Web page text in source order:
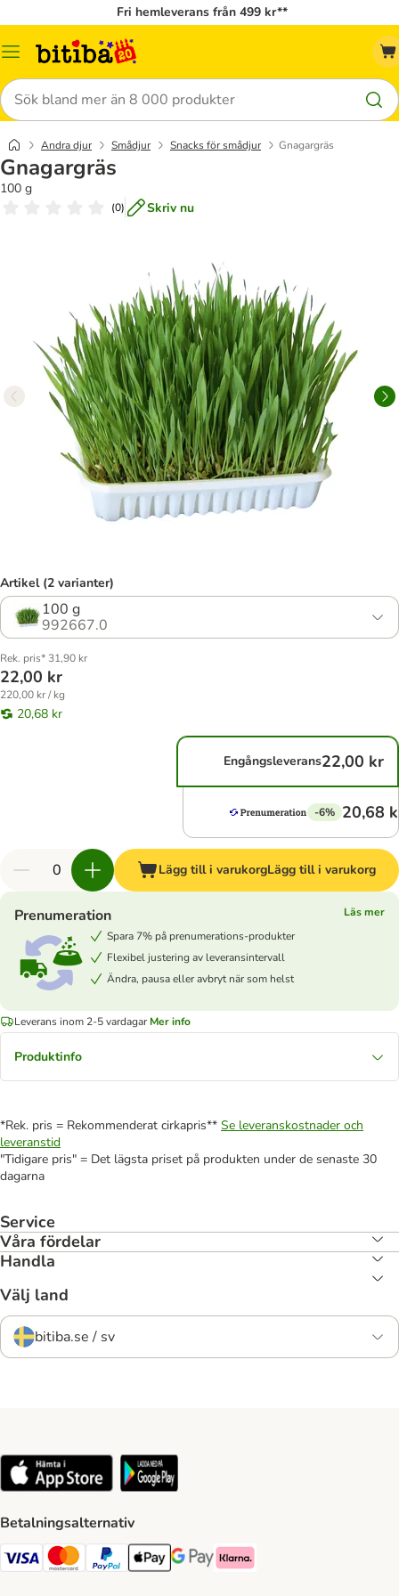
Fri hemleverans från 499 kr**
Meny
Sök
Andra djur Smådjur Snacks för smådjur Gnagargräs
Gnagargräs
100 g
(0) Skriv nu
Artikel (2 varianter)
100 g
992667.0
Rek. pris* 31,90 kr
22,00 kr
220,00 kr / kg
20,68 kr
Engångsleverans22,00 kr
-6% 20,68
Lägg till i varukorgLägg till i varukorg
Prenumeration
Läs mer
Spara 7% på prenumerations-produkter
Flexibel justering av leveransintervall
Ändra, pausa eller avbryt när som helst
Leverans inom 2-5 vardagar Mer info
Produktinfo
*Rek. pris = Rekommenderat cirkapris** Se leveranskostnader och
leveranstid
"Tidigare pris" = Det lägsta priset på produkten under de senaste 30
dagarna
Service
Våra fördelar
Handla
Välj land
bitiba.se / sv
Betalningsalternativ
VISA Payment Method
Mastercard Payment Method
Paypal Payment Method
Apple Pay Payment Method
Google Pay Payment Method
Klarna Payment Method